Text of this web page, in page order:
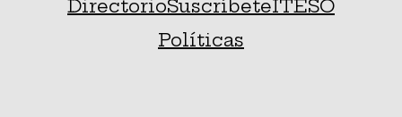
DirectorioSuscríbeteITESO
Políticas